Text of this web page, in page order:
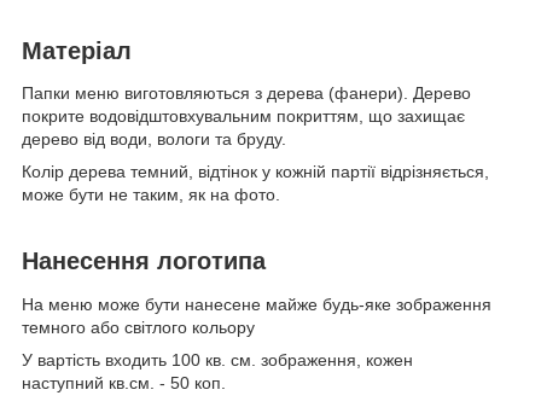
Матеріал
Папки меню виготовляються з дерева (фанери). Дерево
покрите водовідштовхувальним покриттям, що захищає
дерево від води, вологи та бруду.
Колір дерева темний, відтінок у кожній партії відрізняється,
може бути не таким, як на фото.
Нанесення логотипа
На меню може бути нанесене майже будь-яке зображення
темного або світлого кольору
У вартість входить 100 кв. см. зображення, кожен
наступний кв.см. - 50 коп.